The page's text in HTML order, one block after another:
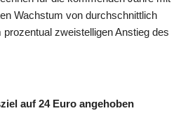
Wachstum von durchschnittlich
zweistelligen Anstieg des
auf 24 Euro angehoben